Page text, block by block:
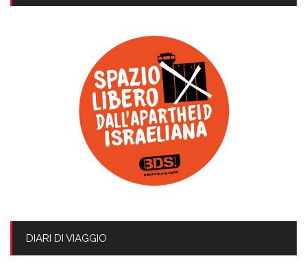
DIARI DI VIAGGIO